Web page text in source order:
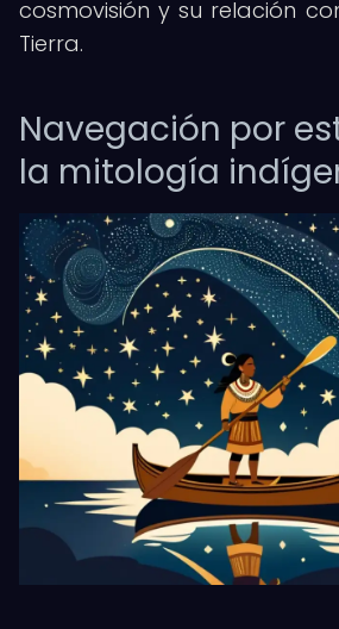
cosmovisión y su relación
Tierra.
Navegación por
la mitología